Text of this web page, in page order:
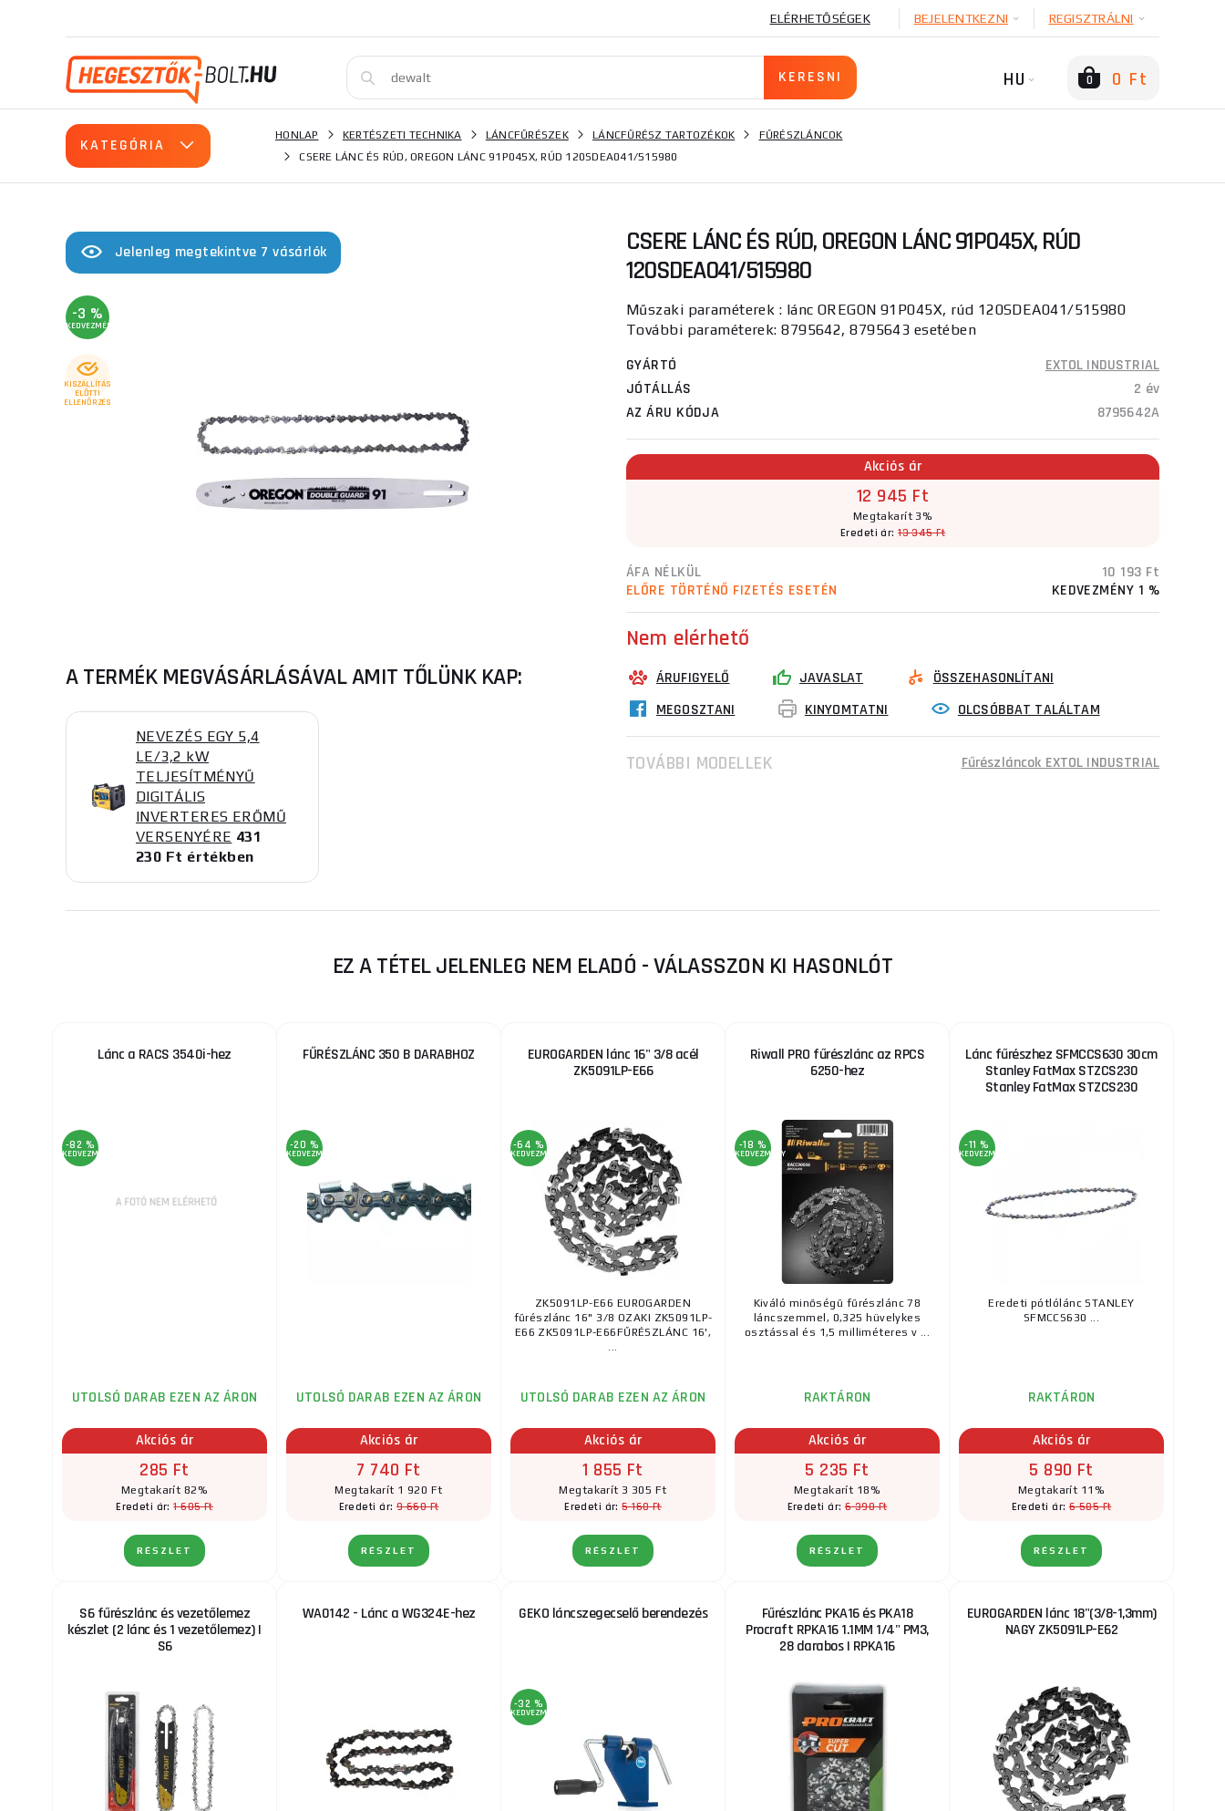
ELÉRHETŐSÉGEK BEJELENTKEZNI REGISZTRÁLNI
HU 0 0 Ft
KATEGÓRIA
HONLAP KERTÉSZETI TECHNIKA LÁNCFŰRÉSZEK LÁNCFŰRÉSZ TARTOZÉKOK
FŰRÉSZLÁNCOK
CSERE LÁNC ÉS RÚD, OREGON LÁNC 91P045X, RÚD 120SDEA041/515980
Jelenleg megtekintve 7 vásárlók
-3 %
KEDVEZMÉNY
KISZÁLLÍTÁS
ELŐTTI
ELLENŐRZÉS
A TERMÉK MEGVÁSÁRLÁSÁVAL AMIT TŐLÜNK KAP:
NEVEZÉS EGY 5,4
LE/3,2 kW
TELJESÍTMÉNYŰ
DIGITÁLIS
INVERTERES ERŐMŰ
VERSENYÉRE 431
230 Ft értékben
CSERE LÁNC ÉS RÚD, OREGON LÁNC 91P045X, RÚD
120SDEA041/515980
Műszaki paraméterek : lánc OREGON 91P045X, rúd 120SDEA041/515980
További paraméterek: 8795642, 8795643 esetében
GYÁRTÓ
EXTOL INDUSTRIAL
JÓTÁLLÁS
2 év
AZ ÁRU KÓDJA
8795642A
Akciós ár
12 945 Ft
Megtakarít 3%
Eredeti ár:13 345 Ft
ÁFA NÉLKÜL
10 193 Ft
ELŐRE TÖRTÉNŐ FIZETÉS ESETÉN
KEDVEZMÉNY 1 %
Nem elérhető
ÁRUFIGYELŐ JAVASLAT
ÖSSZEHASONLÍTANI
MEGOSZTANI
KINYOMTATNI OLCSÓBBAT TALÁLTAM
TOVÁBBI MODELLEK Fűrészláncok EXTOL INDUSTRIAL
EZ A TÉTEL JELENLEG NEM ELADÓ - VÁLASSZON KI HASONLÓT
Lánc a RACS 3540i-hez
-82 %
KEDVEZMÉNY
UTOLSÓ DARAB EZEN AZ ÁRON
Akciós ár
285 Ft
Megtakarít 82%
Eredeti ár:1 605 Ft
RÉSZLET
FŰRÉSZLÁNC 350 B DARABHOZ
-20 %
KEDVEZMÉNY
UTOLSÓ DARAB EZEN AZ ÁRON
Akciós ár
7 740 Ft
Megtakarít 1 920 Ft
Eredeti ár:9 660 Ft
RÉSZLET
EUROGARDEN lánc 16" 3/8 acél
ZK5091LP-E66
-64 %
KEDVEZMÉNY
ZK5091LP-E66 EUROGARDEN
fűrészlánc 16" 3/8 OZAKI ZK5091LP-
E66 ZK5091LP-E66FŰRÉSZLÁNC 16',
...
UTOLSÓ DARAB EZEN AZ ÁRON
Akciós ár
1 855 Ft
Megtakarít 3 305 Ft
Eredeti ár:5 160 Ft
RÉSZLET
Riwall PRO fűrészlánc az RPCS
6250-hez
-18 %
KEDVEZMÉNY
Kiváló minőségű fűrészlánc 78
láncszemmel, 0,325 hüvelykes
osztással és 1,5 milliméteres v ...
RAKTÁRON
Akciós ár
5 235 Ft
Megtakarít 18%
Eredeti ár:6 390 Ft
RÉSZLET
Lánc fűrészhez SFMCCS630 30cm
Stanley FatMax STZCS230
Stanley FatMax STZCS230
-11 %
KEDVEZMÉNY
Eredeti pótlólánc STANLEY
SFMCCS630 ...
RAKTÁRON
Akciós ár
5 890 Ft
Megtakarít 11%
Eredeti ár:6 585 Ft
RÉSZLET
S6 fűrészlánc és vezetőlemez
készlet (2 lánc és 1 vezetőlemez) |
S6
WA0142 - Lánc a WG324E-hez GEKO láncszegecselő berendezés
-32 %
KEDVEZMÉNY
Fűrészlánc PKA16 és PKA18
Procraft RPKA16 1.1MM 1/4" PM3,
28 darabos | RPKA16
EUROGARDEN lánc 18"(3/8-1,3mm)
NAGY ZK5091LP-E62